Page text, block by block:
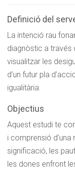
Definició del
La intenció rau
diagnòstic a través
visualitzar les
d’un futur pla
igualitària.
Objectius
Aquest estudi te
i comprensió
significació, les
les dones enfront